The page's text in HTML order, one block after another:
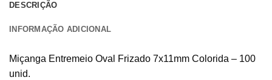
DESCRIÇÃO
INFORMAÇÃO ADICIONAL
Miçanga Entremeio Oval Frizado 7x11mm Colorida – 100
unid.